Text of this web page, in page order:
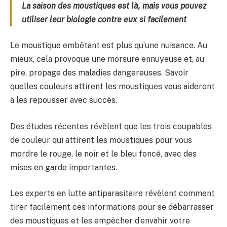
La saison des moustiques est là, mais vous pouvez
utiliser leur biologie contre eux si facilement
Le moustique embêtant est plus qu’une nuisance. Au
mieux, cela provoque une morsure ennuyeuse et, au
pire, propage des maladies dangereuses. Savoir
quelles couleurs attirent les moustiques vous aideront
à les repousser avec succès.
Des études récentes révèlent que les trois coupables
de couleur qui attirent les moustiques pour vous
mordre le rouge, le noir et le bleu foncé, avec des
mises en garde importantes.
Les experts en lutte antiparasitaire révèlent comment
tirer facilement ces informations pour se débarrasser
des moustiques et les empêcher d’envahir votre